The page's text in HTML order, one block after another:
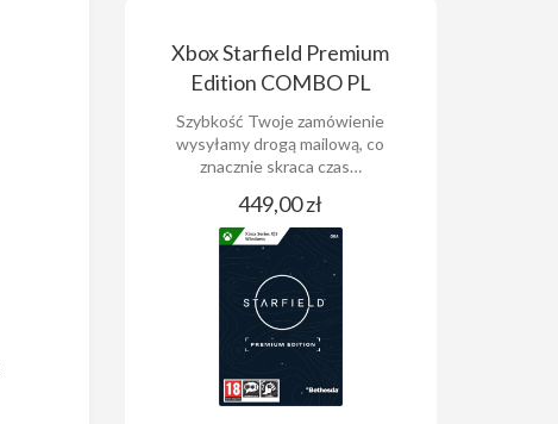
Xbox Starfield Premium
Edition COMBO PL
Szybkość Twoje zamówienie
wysyłamy drogą mailową, co
znacznie skraca czas…
449,00 zł